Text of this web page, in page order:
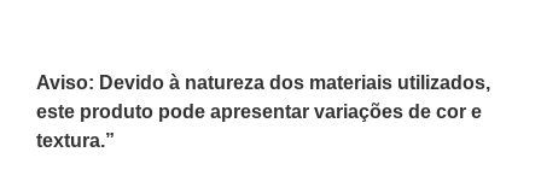
Aviso: Devido à natureza dos materiais utilizados,
este produto pode apresentar variações de cor e
textura.”